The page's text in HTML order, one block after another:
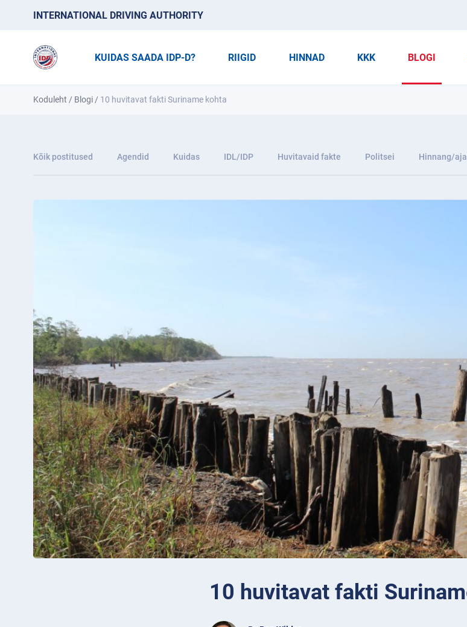
INTERNATIONAL DRIVING AUTHORITY
KUIDAS SAADA IDP-D? RIIGID HINNAD KKK BLOGI
Koduleht / Blogi / 10 huvitavat fakti Suriname kohta
Kõik postitused Agendid Kuidas IDL/IDP Huvitavaid fakte Politsei Hinnang/
10 huvitavat fakti